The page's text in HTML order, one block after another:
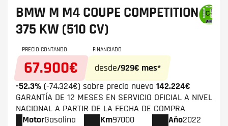
BMW M M4 COUPE COMPETITION
375 KW (510 CV)
PRECIO CONTANDO
67.900€
FINANCIADO
desde/929€ mes*
-52.3% (-74.324€) sobre precio nuevo 142.224€
GARANTÍA DE 12 MESES EN SERVICIO OFICIAL A NIVEL
NACIONAL A PARTIR DE LA FECHA DE COMPRA
MotorGasolina Km97000 Año2022